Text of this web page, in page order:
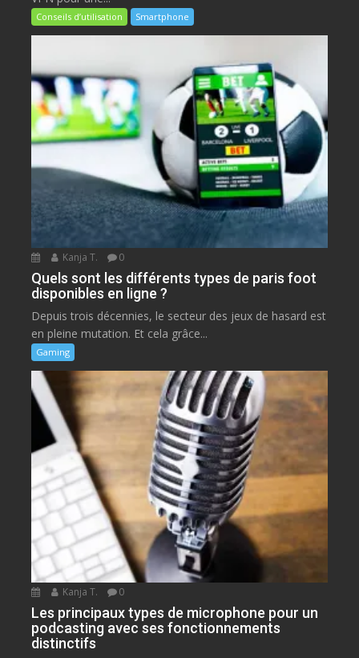
Conseils d’utilisation Smartphone
Kanja T. 0
Quels sont les différents types de paris foot
disponibles en ligne ?
Depuis trois décennies, le secteur des jeux de hasard est
en pleine mutation. Et cela grâce...
Gaming
Kanja T. 0
Les principaux types de microphone pour un
podcasting avec ses fonctionnements
distinctifs